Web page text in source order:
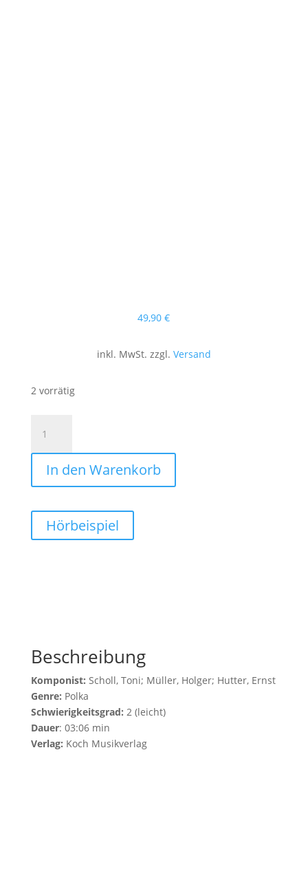
49,90€
inkl. MwSt. zzgl. Versand
2 vorrätig
Eger
(Polka)
Menge
In den Warenkorb
Hörbeispiel
Beschreibung
Komponist: Scholl, Toni; Müller, Holger; Hutter, Ernst
Genre: Polka
Schwierigkeitsgrad: 2 (leicht)
Dauer: 03:06 min
Verlag: Koch Musikverlag